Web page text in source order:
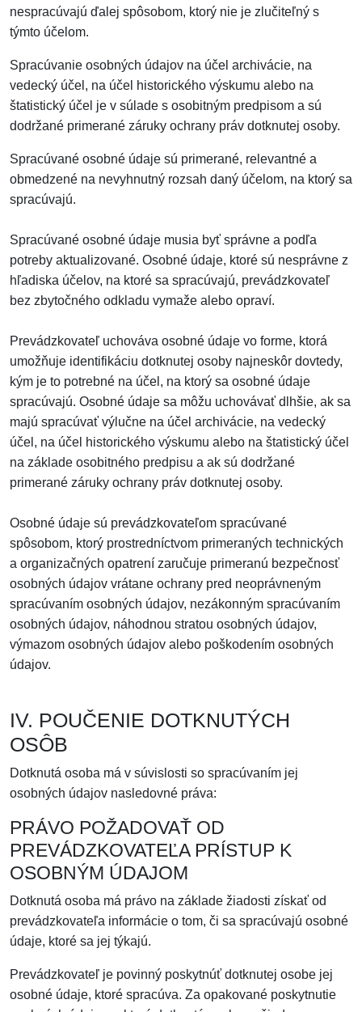
nespracúvajú ďalej spôsobom, ktorý nie je zlučiteľný s
týmto účelom.
Spracúvanie osobných údajov na účel archivácie, na
vedecký účel, na účel historického výskumu alebo na
štatistický účel je v súlade s osobitným predpisom a sú
dodržané primerané záruky ochrany práv dotknutej osoby.
Spracúvané osobné údaje sú primerané, relevantné a
obmedzené na nevyhnutný rozsah daný účelom, na ktorý sa
spracúvajú.
Spracúvané osobné údaje musia byť správne a podľa
potreby aktualizované. Osobné údaje, ktoré sú nesprávne z
hľadiska účelov, na ktoré sa spracúvajú, prevádzkovateľ
bez zbytočného odkladu vymaže alebo opraví.
Prevádzkovateľ uchováva osobné údaje vo forme, ktorá
umožňuje identifikáciu dotknutej osoby najneskôr dovtedy,
kým je to potrebné na účel, na ktorý sa osobné údaje
spracúvajú. Osobné údaje sa môžu uchovávať dlhšie, ak sa
majú spracúvať výlučne na účel archivácie, na vedecký
účel, na účel historického výskumu alebo na štatistický účel
na základe osobitného predpisu a ak sú dodržané
primerané záruky ochrany práv dotknutej osoby.
Osobné údaje sú prevádzkovateľom spracúvané
spôsobom, ktorý prostredníctvom primeraných technických
a organizačných opatrení zaručuje primeranú bezpečnosť
osobných údajov vrátane ochrany pred neoprávneným
spracúvaním osobných údajov, nezákonným spracúvaním
osobných údajov, náhodnou stratou osobných údajov,
výmazom osobných údajov alebo poškodením osobných
údajov.
IV. POUČENIE DOTKNUTÝCH
OSÔB
Dotknutá osoba má v súvislosti so spracúvaním jej
osobných údajov nasledovné práva:
PRÁVO POŽADOVAŤ OD
PREVÁDZKOVATEĽA PRÍSTUP K
OSOBNÝM ÚDAJOM
Dotknutá osoba má právo na základe žiadosti získať od
prevádzkovateľa informácie o tom, či sa spracúvajú osobné
údaje, ktoré sa jej týkajú.
Prevádzkovateľ je povinný poskytnúť dotknutej osobe jej
osobné údaje, ktoré spracúva. Za opakované poskytnutie